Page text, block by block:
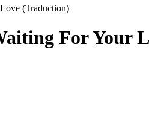
(Traduction)
For Your